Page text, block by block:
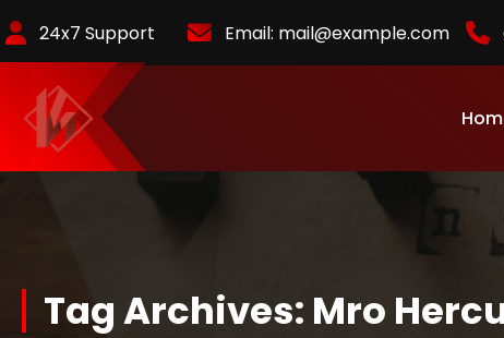
to
Content
24x7 Support Email: mail@example.com
KurlyKlips menyajikan informasi bisnis terbaru, strategi usaha,
Tag Archives: Mro